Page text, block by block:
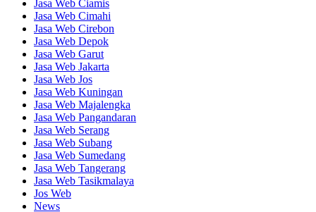
Jasa Web Ciamis
Jasa Web Cimahi
Jasa Web Cirebon
Jasa Web Depok
Jasa Web Garut
Jasa Web Jakarta
Jasa Web Jos
Jasa Web Kuningan
Jasa Web Majalengka
Jasa Web Pangandaran
Jasa Web Serang
Jasa Web Subang
Jasa Web Sumedang
Jasa Web Tangerang
Jasa Web Tasikmalaya
Jos Web
News